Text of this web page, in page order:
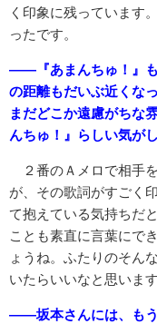
く印象に残っています
ったです。
――『あまんちゅ！』も
の距離もだいぶ近くな
まだどこか遠慮がちな
んちゅ！』らしい気がし
２番のＡメロで相手
が、その歌詞がすごく
て抱えている気持ちだ
ことも素直に言葉にで
ょうね。ふたりのそん
いたらいいなと思います
――坂本さんには、もう